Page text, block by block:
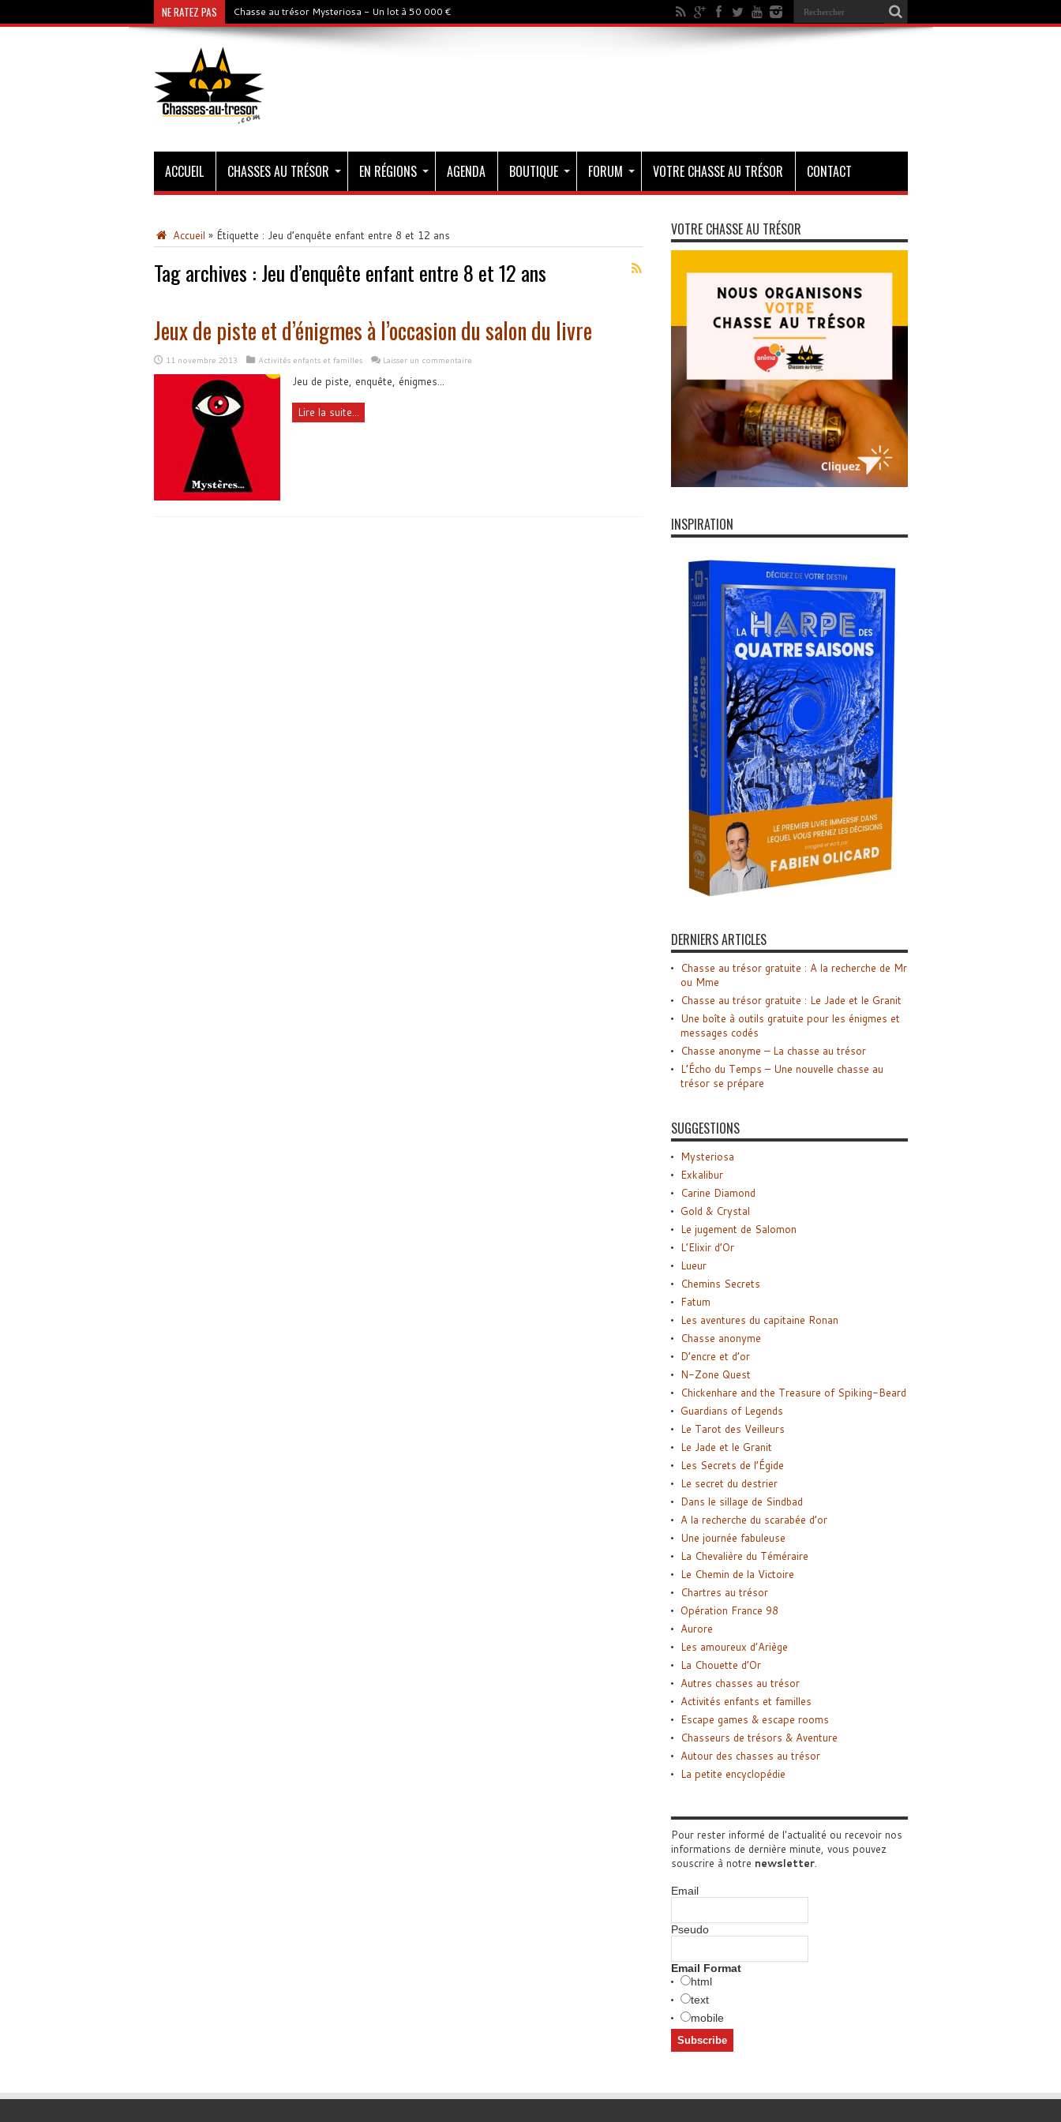
NE RATEZ PAS Chasse au trésor Mysteriosa - Un lot à 50 000 €
ACCUEIL CHASSES AU TRÉSOR EN RÉGIONS AGENDA BOUTIQUE FORUM VOTRE CHASSE AU TRÉSOR CONTACT
Accueil » Étiquette : Jeu d’enquête enfant entre 8 et 12 ans
Tag archives : Jeu d’enquête enfant entre 8 et 12 ans
Jeux de piste et d’énigmes à l’occasion du salon du livre
11 novembre 2013 Activités enfants et familles Laisser un commentaire
Jeu de piste, enquête, énigmes...
Lire la suite...
VOTRE CHASSE AU TRÉSOR
INSPIRATION
DERNIERS ARTICLES
Chasse au trésor gratuite : A la recherche de Mr
ou Mme
Chasse au trésor gratuite : Le Jade et le Granit
Une boîte à outils gratuite pour les énigmes et
messages codés
Chasse anonyme – La chasse au trésor
L’Écho du Temps – Une nouvelle chasse au
trésor se prépare
SUGGESTIONS
Mysteriosa
Exkalibur
Carine Diamond
Gold & Crystal
Le jugement de Salomon
L’Elixir d’Or
Lueur
Chemins Secrets
Fatum
Les aventures du capitaine Ronan
Chasse anonyme
D’encre et d’or
N-Zone Quest
Chickenhare and the Treasure of Spiking-Beard
Guardians of Legends
Le Tarot des Veilleurs
Le Jade et le Granit
Les Secrets de l’Égide
Le secret du destrier
Dans le sillage de Sindbad
A la recherche du scarabée d’or
Une journée fabuleuse
La Chevalière du Téméraire
Le Chemin de la Victoire
Chartres au trésor
Opération France 98
Aurore
Les amoureux d’Ariège
La Chouette d’Or
Autres chasses au trésor
Activités enfants et familles
Escape games & escape rooms
Chasseurs de trésors & Aventure
Autour des chasses au trésor
La petite encyclopédie
Pour rester informé de l'actualité ou recevoir nos
informations de dernière minute, vous pouvez
souscrire à notre newsletter.
Email
Pseudo
Email Format
html
text
mobile